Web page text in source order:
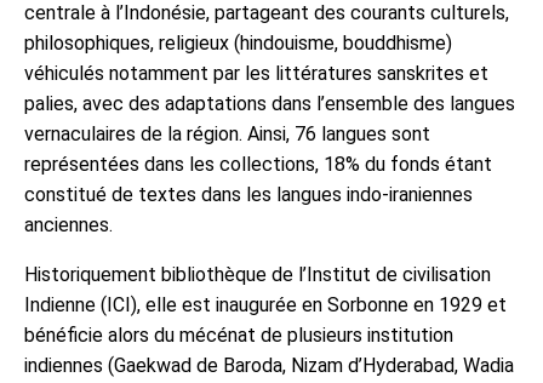
centrale à l’Indonésie, partageant des courants culturels,
philosophiques, religieux (hindouisme, bouddhisme)
véhiculés notamment par les littératures sanskrites et
palies, avec des adaptations dans l’ensemble des langues
vernaculaires de la région. Ainsi, 76 langues sont
représentées dans les collections, 18% du fonds étant
constitué de textes dans les langues indo-iraniennes
anciennes.
Historiquement bibliothèque de l’Institut de civilisation
Indienne (ICI), elle est inaugurée en Sorbonne en 1929 et
bénéficie alors du mécénat de plusieurs institution
indiennes (Gaekwad de Baroda, Nizam d’Hyderabad, Wadia